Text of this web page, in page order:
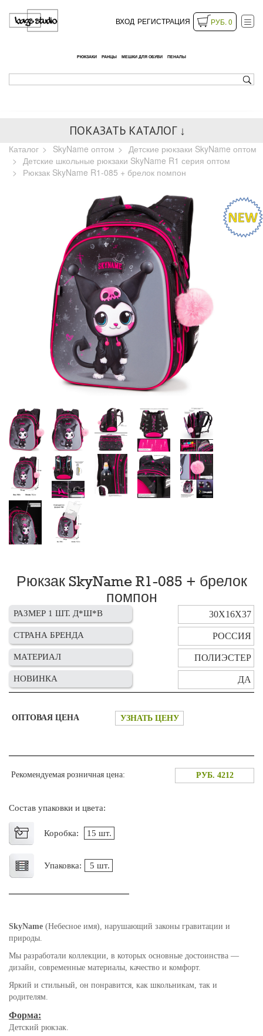
ВХОД РЕГИСТРАЦИЯ РУБ. 0
РЮКЗАКИ РАНЦЫ МЕШКИ ДЛЯ ОБУВИ ПЕНАЛЫ
ПОКАЗАТЬ КАТАЛОГ ↓
Каталог SkyName оптом
Детские рюкзаки SkyName оптом
Детские школьные рюкзаки SkyName R1 серия оптом
Рюкзак SkyName R1-085 + брелок помпон
Рюкзак SkyName R1-085 + брелок
помпон
РАЗМЕР 1 ШТ. Д*Ш*В 30Х16Х37
СТРАНА БРЕНДА РОССИЯ
МАТЕРИАЛ ПОЛИЭСТЕР
НОВИНКА ДА
ОПТОВАЯ ЦЕНА УЗНАТЬ ЦЕНУ
Рекомендуемая розничная цена: РУБ. 4212
Состав упаковки и цвета:
Коробка: 15 шт.
Упаковка: 5 шт.
SkyName (Небесное имя), нарушающий законы гравитации и
природы.
Мы разработали коллекции, в которых основные достоинства —
дизайн, современные материалы, качество и комфорт.
Яркий и стильный, он понравится, как школьникам, так и
родителям.
Форма:
Детский рюкзак.